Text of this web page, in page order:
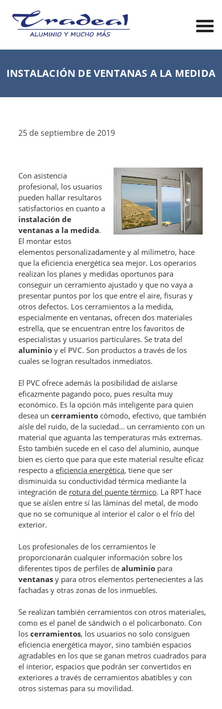
INSTALACIÓN DE VENTANAS A LA MEDIDA
25 de septiembre de 2019
Con asistencia
profesional, los usuarios
pueden hallar resultaros
satisfactorios en cuanto a
instalación de
ventanas a la medida.
El montar estos
elementos personalizadamente y al milímetro, hace
que la eficiencia energética sea mejor. Los operarios
realizan los planes y medidas oportunos para
conseguir un cerramiento ajustado y que no vaya a
presentar puntos por los que entre el aire, fisuras y
otros defectos. Los cerramientos a la medida,
especialmente en ventanas, ofrecen dos materiales
estrella, que se encuentran entre los favoritos de
especialistas y usuarios particulares. Se trata del
aluminio y el PVC. Son productos a través de los
cuales se logran resultados inmediatos.
El PVC ofrece además la posibilidad de aislarse
eficazmente pagando poco, pues resulta muy
económico. Es la opción más inteligente para quien
desea uncerramiento cómodo, efectivo, que también
aísle del ruido, de la suciedad... un cerramiento con un
material que aguanta las temperaturas más extremas.
Esto también sucede en el caso del aluminio, aunque
bien es cierto que para que este material resulte eficaz
respecto aeficiencia energética, tiene que ser
disminuida su conductividad térmica mediante la
integración de rotura del puente térmico. La RPT hace
que se aíslen entre sí las láminas del metal, de modo
que no se comunique al interior el calor o el frío del
exterior.
Los profesionales de los cerramientos le
proporcionarán cualquier información sobre los
diferentes tipos de perfiles dealuminio para
ventanas y para otros elementos pertenecientes a las
fachadas y otras zonas de los inmuebles.
Se realizan también cerramientos con otros materiales,
como es el panel de sándwich o el policarbonato. Con
loscerramientos, los usuarios no solo consiguen
eficiencia energética mayor, sino también espacios
agradables en los que se ganan metros cuadrados para
el interior, espacios que podrán ser convertidos en
exteriores a través de cerramientos abatibles y con
otros sistemas para su movilidad.